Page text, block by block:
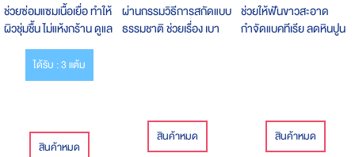
ช่วยซ่อมแซมเนื้อเยื่อ ทำให้
ผิวชุ่มชื้น ไม่แห้งกร้าน ดูแล
ผิวพรรณจากภายในสู่
ภายนอกได้รับ : 3 แต้ม
สินค้าหมด
ผ่านกรรมวิธีการสกัดแบบ
ธรรมชาติ ช่วยเรื่อง เบา
สินค้าหมด
ช่วยให้ฟันขาวสะอาด
กำจัดแบคทีเรีย ลดหินปูน
สินค้าหมด